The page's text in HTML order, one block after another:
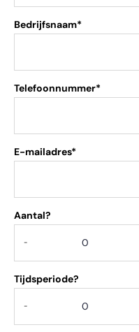
Bedrijfsnaam*
Telefoonnummer*
E-mailadres*
Aantal?
-
Tijdsperiode?
-